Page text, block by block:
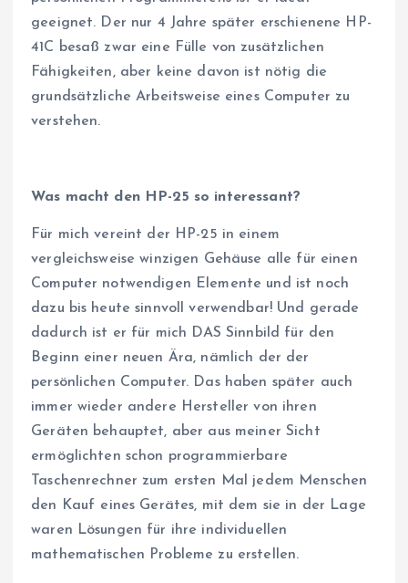
geeignet. Der nur 4 Jahre später erschienene HP-
41C besaß zwar eine Fülle von zusätzlichen
Fähigkeiten, aber keine davon ist nötig die
grundsätzliche Arbeitsweise eines Computer zu
verstehen.
Was macht den HP-25 so interessant?
Für mich vereint der HP-25 in einem
vergleichsweise winzigen Gehäuse alle für einen
Computer notwendigen Elemente und ist noch
dazu bis heute sinnvoll verwendbar! Und gerade
dadurch ist er für mich DAS Sinnbild für den
Beginn einer neuen Ära, nämlich der der
persönlichen Computer. Das haben später auch
immer wieder andere Hersteller von ihren
Geräten behauptet, aber aus meiner Sicht
ermöglichten schon programmierbare
Taschenrechner zum ersten Mal jedem Menschen
den Kauf eines Gerätes, mit dem sie in der Lage
waren Lösungen für ihre individuellen
mathematischen Probleme zu erstellen.